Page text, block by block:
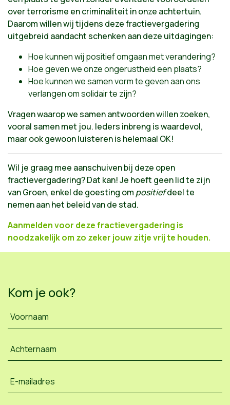
over terrorisme en criminaliteit in onze achtertuin.
Daarom willen wij tijdens deze fractievergadering
uitgebreid aandacht schenken aan deze uitdagingen:
Hoe kunnen wij positief omgaan met verandering?
Hoe geven we onze ongerustheid een plaats?
Hoe kunnen we samen vorm te geven aan ons
verlangen om solidair te zijn?
Vragen waarop we samen antwoorden willen zoeken,
vooral samen met jou. Ieders inbreng is waardevol,
maar ook gewoon luisteren is helemaal OK!
Wil je graag mee aanschuiven bij deze open
fractievergadering? Dat kan! Je hoeft geen lid te zijn
van Groen, enkel de goesting om positiefdeel te
nemen aan het beleid van de stad.
Aanmelden voor deze fractievergadering is
noodzakelijk om zo zeker jouw zitje vrij te houden.
Kom je ook?
Voornaam
Achternaam
E-mailadres